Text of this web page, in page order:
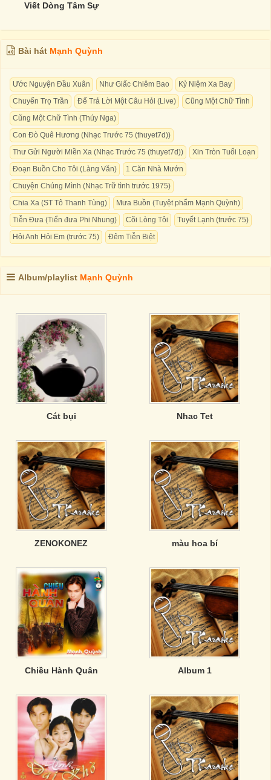
Viết Dòng Tâm Sự
Bài hát Mạnh Quỳnh
Ước Nguyện Đầu Xuân Như Giấc Chiêm Bao
Kỷ Niệm Xa Bay
Chuyến Trọ Trần
Để Trả Lời Một Câu Hỏi (Live)
Cũng Một Chữ Tình
Cũng Một Chữ Tình (Thúy Nga)
Con Đò Quê Hương (Nhạc Trước 75 (thuyet7d))
Thư Gửi Người Miền Xa (Nhạc Trước 75 (thuyet7d))
Xin Tròn Tuổi Loạn
Đoạn Buồn Cho Tôi (Làng Văn)
1 Căn Nhà Mướn
Chuyện Chúng Mình (Nhạc Trữ tình trước 1975)
Chia Xa (ST Tô Thanh Tùng)
Mưa Buồn (Tuyệt phẩm Mạnh Quỳnh)
Tiễn Đưa (Tiển đưa Phi Nhung)
Cõi Lòng Tôi
Tuyết Lạnh (trước 75)
Hỏi Anh Hỏi Em (trước 75)
Đêm Tiễn Biệt
Album/playlist Mạnh Quỳnh
Cát bụi Nhac Tet
ZENOKONEZ màu hoa bí
Chiều Hành Quân Album 1